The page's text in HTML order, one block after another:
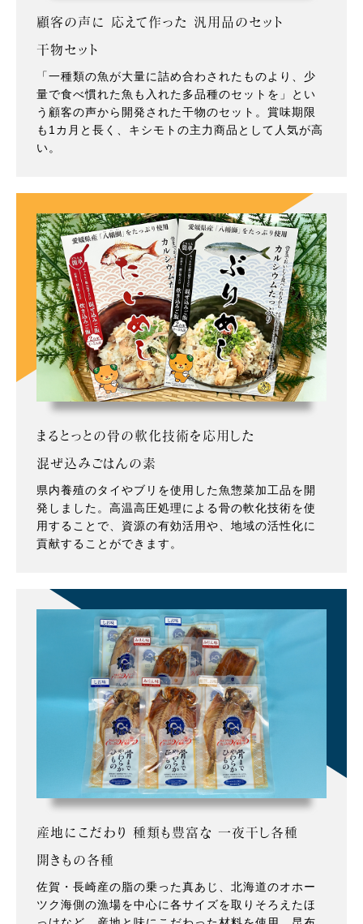
顧客の声に 応えて作った 汎用品のセット
干物セット
「一種類の魚が大量に詰め合わされたものより、少
量で食べ慣れた魚も入れた多品種のセットを」とい
う顧客の声から開発された干物のセット。賞味期限
も1カ月と長く、キシモトの主力商品として人気が高
い。
まるとっとの骨の軟化技術を応用した
混ぜ込みごはんの素
県内養殖のタイやブリを使用した魚惣菜加工品を開
発しました。高温高圧処理による骨の軟化技術を使
用することで、資源の有効活用や、地域の活性化に
貢献することができます。
産地にこだわり 種類も豊富な 一夜干し各種
開きもの各種
佐賀・長崎産の脂の乗った真あじ、北海道のオホー
ツク海側の漁場を中心に各サイズを取りそろえたほ